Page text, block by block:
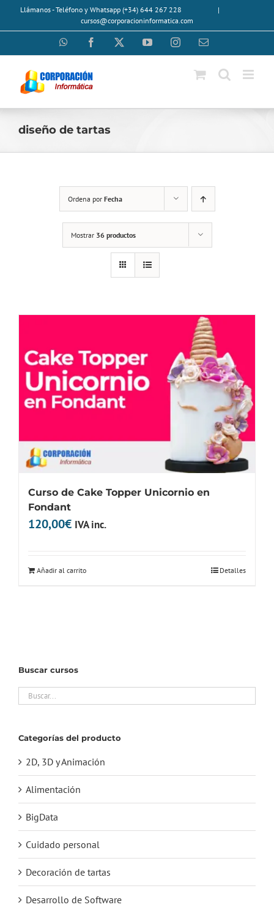
SaltarLlámanos - Teléfono y Whatsapp (+34) 644 267 228
|
cursos@corporacioninformatica.com
WhatsAppFacebook YouTubeInstagramCorreo
diseño de tartas
Ordena por Fecha
Mostrar 36 productos
Curso de Cake Topper Unicornio en
Fondant
120,00€ IVA inc.
Añadir al carrito Detalles
Buscar cursos
Categorías del producto
2D, 3D y Animación
Alimentación
BigData
Cuidado personal
Decoración de tartas
Desarrollo de Software